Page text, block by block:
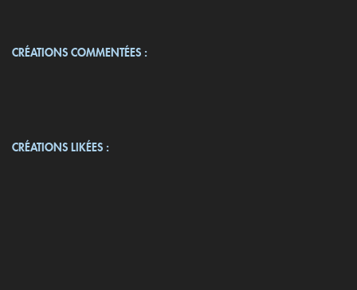
CRÉATIONS COMMENTÉES :
CRÉATIONS LIKÉES :